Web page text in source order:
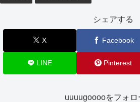
シェアする
X Facebook
LINE Pinterest
uuuugooooをフォロ